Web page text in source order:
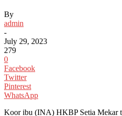
By
admin
-
July 29, 2023
279
0
Facebook
Twitter
Pinterest
WhatsApp
Koor ibu (INA) HKBP Setia Mekar